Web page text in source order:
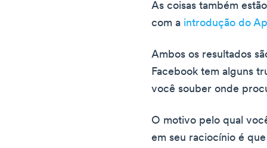
As coisas também
com a introdução do
Ambos os resultados
Facebook tem alguns
você souber onde
O motivo pelo qual
em seu raciocínio é